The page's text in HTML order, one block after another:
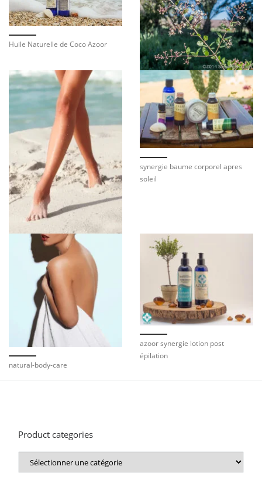
Huile Naturelle de Coco Azoor
synergie baume corporel apres
soleil
natural-body-care
azoor synergie lotion post
épilation
Product categories